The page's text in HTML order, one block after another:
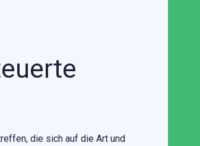
die sich auf die Art und